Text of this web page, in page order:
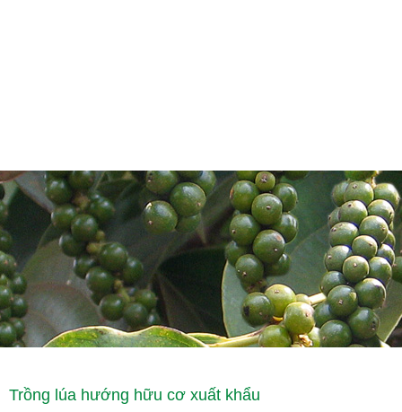
Trồng lúa hướng hữu cơ xuất khẩu